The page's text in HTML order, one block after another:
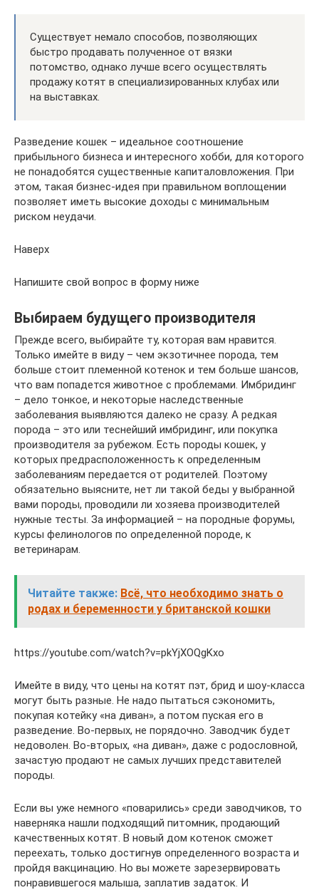
Существует немало способов, позволяющих
быстро продавать полученное от вязки
потомство, однако лучше всего осуществлять
продажу котят в специализированных клубах или
на выставках.
Разведение кошек – идеальное соотношение
прибыльного бизнеса и интересного хобби, для которого
не понадобятся существенные капиталовложения. При
этом, такая бизнес-идея при правильном воплощении
позволяет иметь высокие доходы с минимальным
риском неудачи.
Наверх
Напишите свой вопрос в форму ниже
Выбираем будущего производителя
Прежде всего, выбирайте ту, которая вам нравится.
Только имейте в виду – чем экзотичнее порода, тем
больше стоит племенной котенок и тем больше шансов,
что вам попадется животное с проблемами. Имбридинг
– дело тонкое, и некоторые наследственные
заболевания выявляются далеко не сразу. А редкая
порода – это или теснейший имбридинг, или покупка
производителя за рубежом. Есть породы кошек, у
которых предрасположенность к определенным
заболеваниям передается от родителей. Поэтому
обязательно выясните, нет ли такой беды у выбранной
вами породы, проводили ли хозяева производителей
нужные тесты. За информацией – на породные форумы,
курсы фелинологов по определенной породе, к
ветеринарам.
Читайте также: Всё, что необходимо знать о
родах и беременности у британской кошки
https://youtube.com/watch?v=pkYjXOQgKxo
Имейте в виду, что цены на котят пэт, брид и шоу-класса
могут быть разные. Не надо пытаться сэкономить,
покупая котейку «на диван», а потом пуская его в
разведение. Во-первых, не порядочно. Заводчик будет
недоволен. Во-вторых, «на диван», даже с родословной,
зачастую продают не самых лучших представителей
породы.
Если вы уже немного «поварились» среди заводчиков, то
наверняка нашли подходящий питомник, продающий
качественных котят. В новый дом котенок сможет
переехать, только достигнув определенного возраста и
пройдя вакцинацию. Но вы можете зарезервировать
понравившегося малыша, заплатив задаток. И